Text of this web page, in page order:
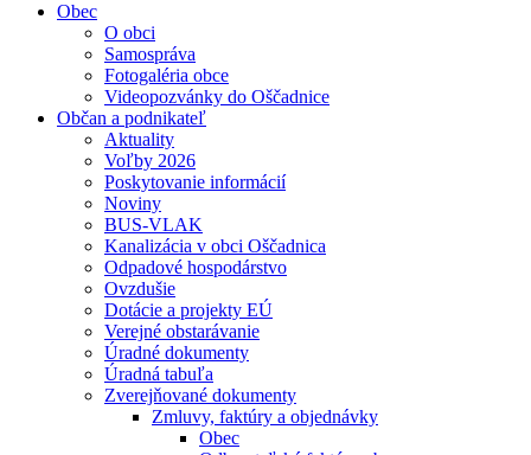
Obec
O obci
Samospráva
Fotogaléria obce
Videopozvánky do Oščadnice
Občan a podnikateľ
Aktuality
Voľby 2026
Poskytovanie informácií
Noviny
BUS-VLAK
Kanalizácia v obci Oščadnica
Odpadové hospodárstvo
Ovzdušie
Dotácie a projekty EÚ
Verejné obstarávanie
Úradné dokumenty
Úradná tabuľa
Zverejňované dokumenty
Zmluvy, faktúry a objednávky
Obec